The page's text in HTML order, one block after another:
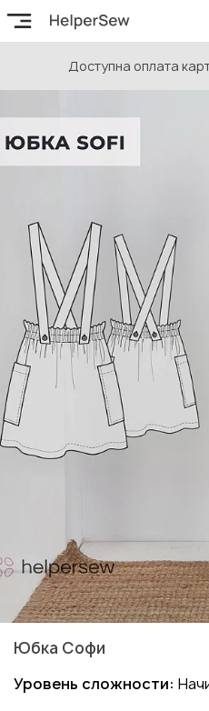
Доступна оплата
Юбка Софи
Уровень сложности: